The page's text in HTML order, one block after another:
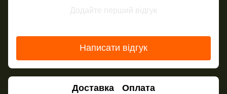
Додайте перший відгук
Написати відгук
Доставка Оплата